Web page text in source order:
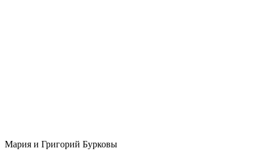
Мария и Григорий Бурковы